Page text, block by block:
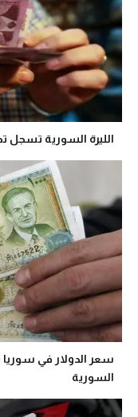
الليرة السورية تسجل
السورية